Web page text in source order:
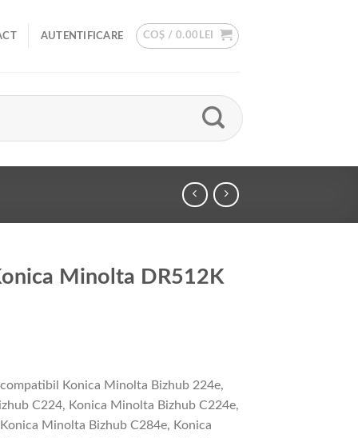
AUTENTIFICARE COȘ / 0.00 LEI
Minolta DR512K
Konica Minolta Bizhub 224e,
C224, Konica Minolta Bizhub C224e,
Minolta Bizhub C284e, Konica